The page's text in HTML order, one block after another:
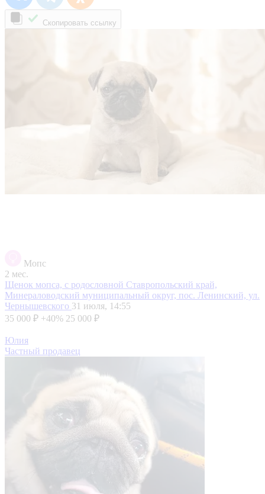
Скопировать ссылку
Мопс
2 мес.
Щенок мопса, с родословной Ставропольский край,
Минераловодский муниципальный округ, пос. Ленинский, ул.
Чернышевского 31 июля, 14:55
35 000 ₽ +40% 25 000 ₽
Юлия
Частный продавец